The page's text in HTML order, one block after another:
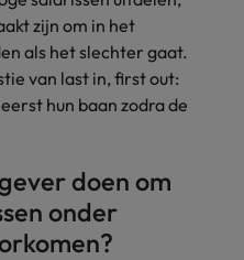
zijn om in het
als het slechter gaat.
van last in, first out:
hun baan zodra de
doen om
onder